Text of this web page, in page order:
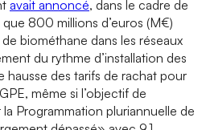
avait annoncé, dans le cadre de
800 millions d’euros (M€)
biométhane dans les réseaux
du rythme d’installation des
hausse des tarifs de rachat pour
même si l’objectif de
Programmation pluriannuelle de